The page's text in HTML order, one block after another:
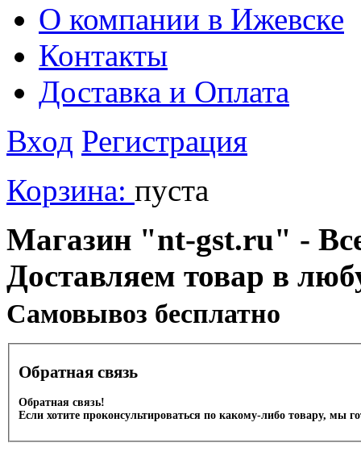
О компании в Ижевске
Контакты
Доставка и Оплата
Вход Регистрация
Корзина: пуста
Магазин "nt-gst.ru" -
Доставляем товар в
Cамовывоз бесплатно
Обратная связь
Обратная связь!
Если хотите проконсультироваться по какому-либо товару, мы